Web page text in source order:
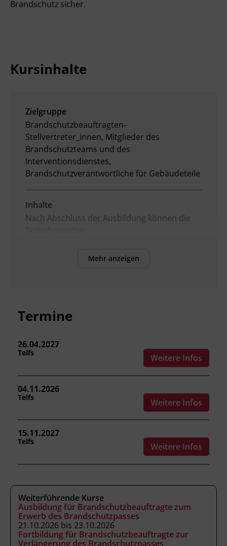
Digitales Lernen
Brandschutz sicher.
Kursinhalte
Zielgruppe
Brandschutzbeauftragten-
Stellvertreter_innen, Mitglieder des
Brandschutzteams und des
Interventionsdienstes,
Brandschutzverantwortliche für Gebäudeteile
Inhalte
Nach Abschluss der Ausbildung können die
vorbeugenden Brandschutzes
Brandschutzabschlüsse und Fluchtwege
einordnen.
wie Brandmelde-, Löschanlagen und
Sicherheitsbeleuchtung beschreiben.
Brandschutzwart_in inklusive
Eigenkontrollen und Verhalten im
Entstehungsbrände mit
Handfeuerlöschgeräten bekämpfen.
Kursformat
Präsenzunterricht
Mehr anzeigen
Termine
26.04.2027
Telfs Weitere Infos
04.11.2026
Telfs Weitere Infos
15.11.2027
Telfs Weitere Infos
Weiterführende Kurse
Ausbildung für Brandschutzbeauftragte zum
Erwerb des Brandschutzpasses
21.10.2026 bis 23.10.2026
Fortbildung für Brandschutzbeauftragte zur
Verlängerung des Brandschutzpasses